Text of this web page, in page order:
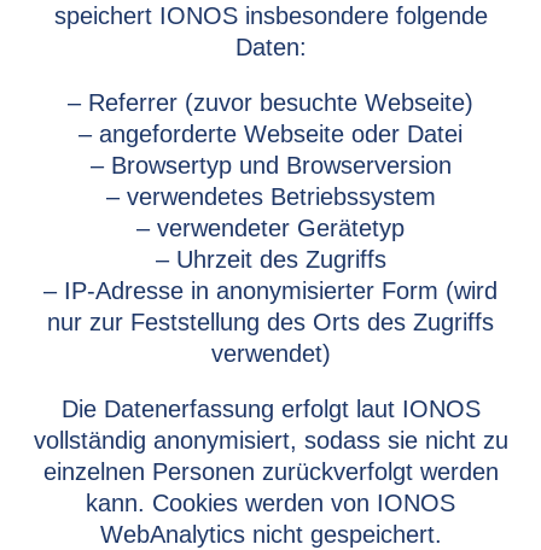
speichert IONOS insbesondere folgende
Daten:
– Referrer (zuvor besuchte Webseite)
– angeforderte Webseite oder Datei
– Browsertyp und Browserversion
– verwendetes Betriebssystem
– verwendeter Gerätetyp
– Uhrzeit des Zugriffs
– IP-Adresse in anonymisierter Form (wird
nur zur Feststellung des Orts des Zugriffs
verwendet)
Die Datenerfassung erfolgt laut IONOS
vollständig anonymisiert, sodass sie nicht zu
einzelnen Personen zurückverfolgt werden
kann. Cookies werden von IONOS
WebAnalytics nicht gespeichert.